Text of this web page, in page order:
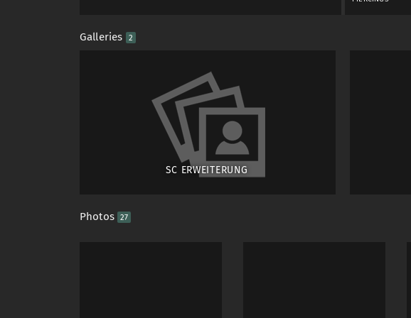
Galleries 2
SC ERWEITERUNG
Photos 27